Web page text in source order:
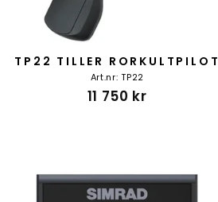
TP22 TILLER RORKULTPILOT
Art.nr: TP22
11 750 kr